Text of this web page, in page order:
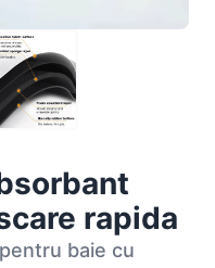
rapida
baie cu